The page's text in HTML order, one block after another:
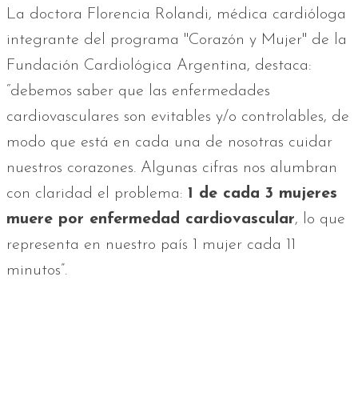
La doctora Florencia Rolandi, médica cardióloga
integrante del programa "Corazón y Mujer" de la
Fundación Cardiológica Argentina, destaca:
“debemos saber que las enfermedades
cardiovasculares son evitables y/o controlables, de
modo que está en cada una de nosotras cuidar
nuestros corazones. Algunas cifras nos alumbran
con claridad el problema: 1 de cada 3 mujeres
muere por enfermedad cardiovascular, lo que
representa en nuestro país 1 mujer cada 11
minutos”.